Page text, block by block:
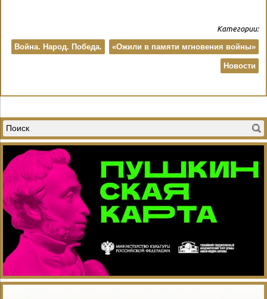
Категории:
«Ожили в памяти мгновения войны»
Война. Народ. Победа.
Новости